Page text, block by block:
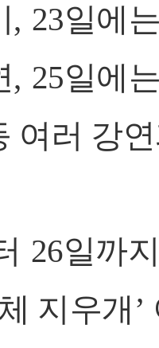
, 23일에
, 25일에
여러 강
26일까
지우개